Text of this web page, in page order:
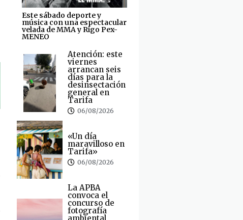
Este sábado deporte y
música con una espectacular
velada de MMA y Rigo Pex-
MENEO
Atención: este
viernes
arrancan seis
días para la
desinsectación
general en
Tarifa
06/08/2026
«Un día
maravilloso en
Tarifa»
06/08/2026
La APBA
convoca el
concurso de
fotografía
ambiental